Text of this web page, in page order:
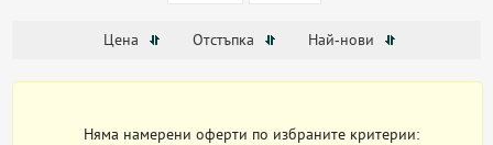
Цена Отстъпка Най-нови
Няма намерени оферти по избраните критерии: